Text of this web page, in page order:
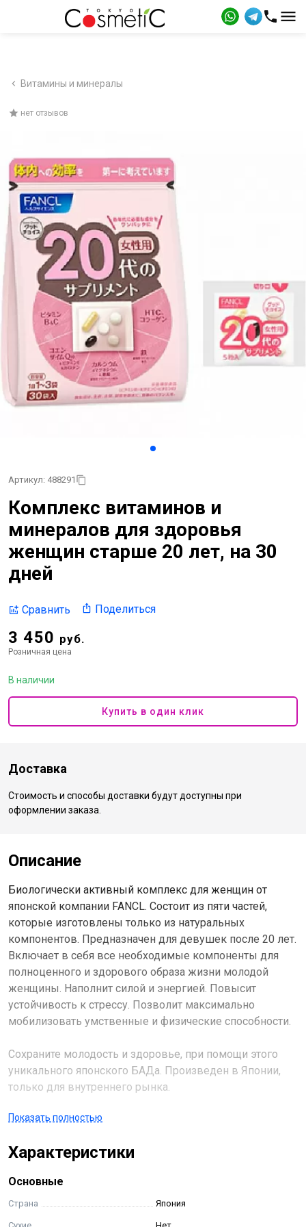
Витамины и минералы
нет отзывов
Артикул: 488291
Комплекс витаминов и
минералов для здоровья
женщин старше 20 лет, на 30
дней
Сравнить Поделиться
3 450 руб.
Розничная цена
В наличии
Купить в один клик
Доставка
Стоимость и способы доставки будут доступны при
оформлении заказа.
Описание
Биологически активный комплекс для женщин от
японской компании FANCL. Состоит из пяти частей,
которые изготовлены только из натуральных
компонентов. Предназначен для девушек после 20 лет.
Включает в себя все необходимые компоненты для
полноценного и здорового образа жизни молодой
женщины. Наполнит силой и энергией. Повысит
устойчивость к стрессу. Позволит максимально
мобилизовать умственные и физические способности.
Сохраните молодость и здоровье, при помощи этого
уникального японского БАДа. Произведен в Японии,
только для внутреннего рынка.
Состоит из пяти частей:
Коэнзим Q10 (кофермент молодости) - мощнейший
действие свободных радикалов. Способствует
обновлению клеток и предотвращает старение
Показать полностью
Характеристики
Основные
Страна Япония